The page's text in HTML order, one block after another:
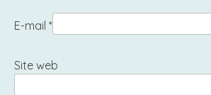
E-mail *
Site web